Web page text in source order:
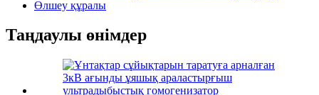
Өлшеу құралы
Таңдаулы өнімдер